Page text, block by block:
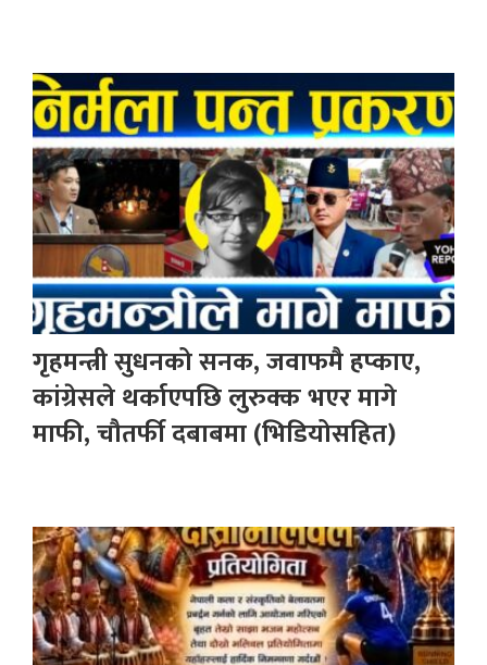
गृहमन्त्री सुधनको सनक, जवाफमै हप्काए,
कांग्रेसले थर्काएपछि लुरुक्क भएर मागे
माफी, चौतर्फी दबाबमा (भिडियोसहित)